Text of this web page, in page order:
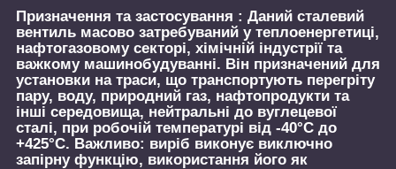
Призначення та застосування : Даний сталевий
вентиль масово затребуваний у теплоенергетиці,
нафтогазовому секторі, хімічній індустрії та
важкому машинобудуванні. Він призначений для
установки на траси, що транспортують перегріту
пару, воду, природний газ, нафтопродукти та
інші середовища, нейтральні до вуглецевої
сталі, при робочій температурі від -40°C до
+425°C. Важливо: виріб виконує виключно
запірну функцію, використання його як